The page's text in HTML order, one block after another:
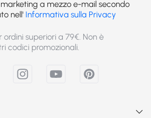
a mezzo e-mail secondo
nell' Informativa sulla Privacy
superiori a 79€. Non è
codici promozionali.